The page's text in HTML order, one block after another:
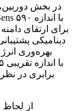
برابری در